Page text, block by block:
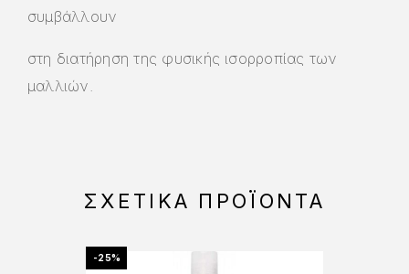
συμβάλλουν
στη διατήρηση της φυσικής ισορροπίας των
μαλλιών.
ΣΧΕΤΙΚΆ ΠΡΟΪΌΝΤΑ
-25%